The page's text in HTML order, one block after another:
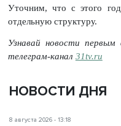
Уточним, что с этого
отдельную структуру.
Узнавай новости
телеграм-канал 31tv.ru
НОВОСТИ ДНЯ
8 августа 2026 - 13:18